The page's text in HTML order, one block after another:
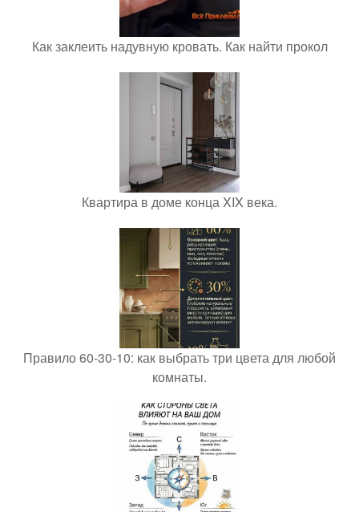
Как заклеить надувную кровать. Как найти прокол
Квартира в доме конца XIX века.
Правило 60-30-10: как выбрать три цвета для любой
комнаты.